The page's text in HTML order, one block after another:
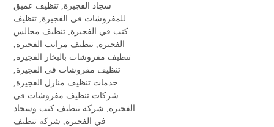
سجاد الفجيرة تنظيف عميق
للمفروشات في الفجيرة تنظيف
كنب في الفجيرة تنظيف مجالس
الفجيرة تنظيف مراتب الفجيرة
تنظيف مفروشات بالبخار الفجيرة
تنظيف مفروشات في الفجيرة
خدمات تنظيف منازل الفجيرة
شركات تنظيف مفروشات في
الفجيرة
شركة تنظيف كنب وسجاد
في الفجيرة
شركة تنظيف